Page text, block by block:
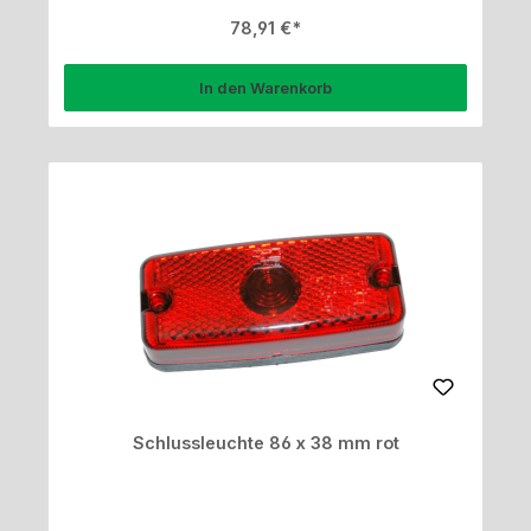
Regulärer Preis:
78,91 €
In den Warenkorb
Schlussleuchte 86 x 38 mm rot